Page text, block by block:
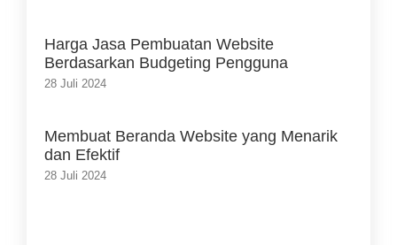
Harga Jasa Pembuatan Website
Berdasarkan Budgeting Pengguna
28 Juli 2024
Membuat Beranda Website yang Menarik
dan Efektif
28 Juli 2024